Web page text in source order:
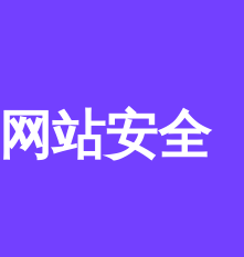
站安全